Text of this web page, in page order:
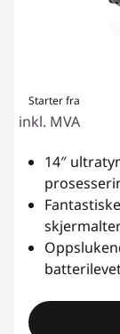
Starter fra
inkl. MVA
14″